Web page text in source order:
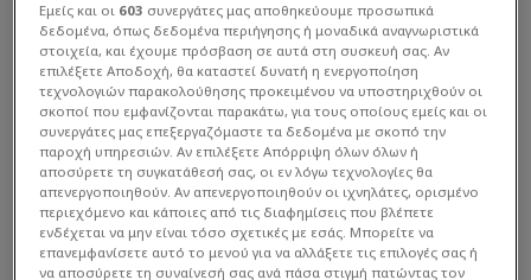
Παράλληλα με τις προσωπικές του δημόσιες
εμφανίσεις, ο ίδιος και το επιτελείο του
δημιουργούν το ρόστερ που θα βγει μπροστά
στα τηλεοπτικά πάνελς. Τους ανθρώπους που θα
Εμείς και οι 603 συνεργάτες μας αποθηκεύουμε προσωπικά
δεδομένα, όπως δεδομένα περιήγησης ή μοναδικά αναγνωριστικά
στοιχεία, και έχουμε πρόσβαση σε αυτά στη συσκευή σας. Αν
επιλέξετε Αποδοχή, θα καταστεί δυνατή η ενεργοποίηση
τεχνολογιών παρακολούθησης προκειμένου να υποστηριχθούν οι
σκοποί που εμφανίζονται παρακάτω, για τους οποίους εμείς και οι
συνεργάτες μας επεξεργαζόμαστε τα δεδομένα με σκοπό την
παροχή υπηρεσιών. Αν επιλέξετε Απόρριψη όλων όλων ή
αποσύρετε τη συγκατάθεσή σας, οι εν λόγω τεχνολογίες θα
απενεργοποιηθούν. Αν απενεργοποιηθούν οι ιχνηλάτες, ορισμένο
περιεχόμενο και κάποιες από τις διαφημίσεις που βλέπετε
ενδέχεται να μην είναι τόσο σχετικές με εσάς. Μπορείτε να
επανεμφανίσετε αυτό το μενού για να αλλάξετε τις επιλογές σας ή
να αποσύρετε τη συναίνεσή σας ανά πάσα στιγμή πατώντας τον